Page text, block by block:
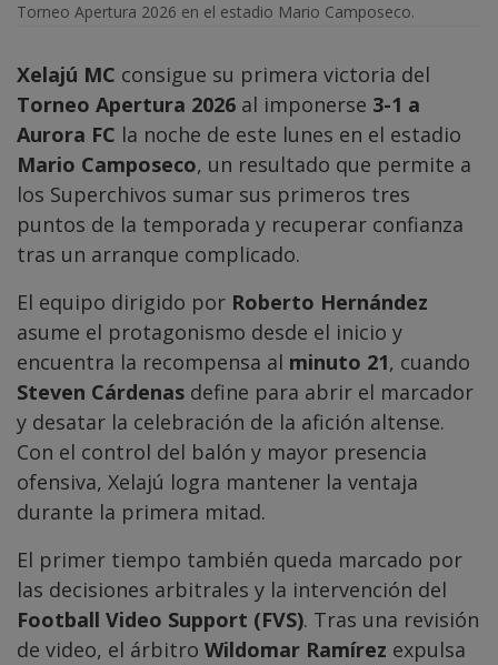
Torneo Apertura 2026 en el estadio Mario Camposeco.
Xelajú MC consigue su primera victoria del
Torneo Apertura 2026 al imponerse 3-1 a
Aurora FC la noche de este lunes en el estadio
Mario Camposeco, un resultado que permite a
los Superchivos sumar sus primeros tres
puntos de la temporada y recuperar confianza
tras un arranque complicado.
El equipo dirigido por Roberto Hernández
asume el protagonismo desde el inicio y
encuentra la recompensa al minuto 21, cuando
Steven Cárdenas define para abrir el marcador
y desatar la celebración de la afición altense.
Con el control del balón y mayor presencia
ofensiva, Xelajú logra mantener la ventaja
durante la primera mitad.
El primer tiempo también queda marcado por
las decisiones arbitrales y la intervención del
Football Video Support (FVS). Tras una revisión
de video, el árbitro Wildomar Ramírez expulsa